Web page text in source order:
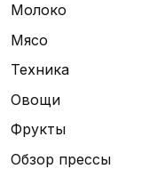
Молоко
Мясо
Техника
Овощи
Фрукты
Обзор прессы